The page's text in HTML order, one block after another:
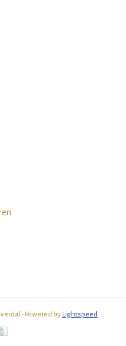
- Powered by Lightspeed